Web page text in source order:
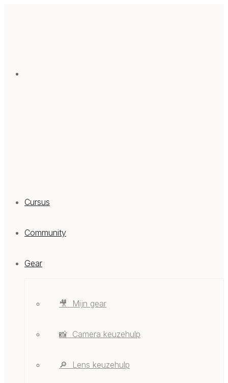
Cursus
Community
Gear
🎥 ‎ ‎Mijn gear
📸 ‎ ‎Camera keuzehulp
🔎 ‎ ‎Lens keuzehulp